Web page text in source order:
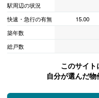
駅周辺の状況
快速・急行の有無
15.00
築年数
総戸数
このサイト
自分が選んだ物